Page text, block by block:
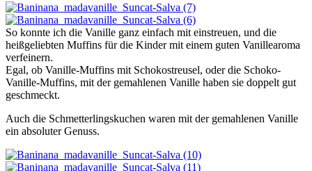
So konnte ich die Vanille ganz einfach mit einstreuen, und die
heißgeliebten Muffins für die Kinder mit einem guten Vanillearoma
verfeinern.
Egal, ob Vanille-Muffins mit Schokostreusel, oder die Schoko-
Vanille-Muffins, mit der gemahlenen Vanille haben sie doppelt gut
geschmeckt.
Auch die Schmetterlingskuchen waren mit der gemahlenen Vanille
ein absoluter Genuss.